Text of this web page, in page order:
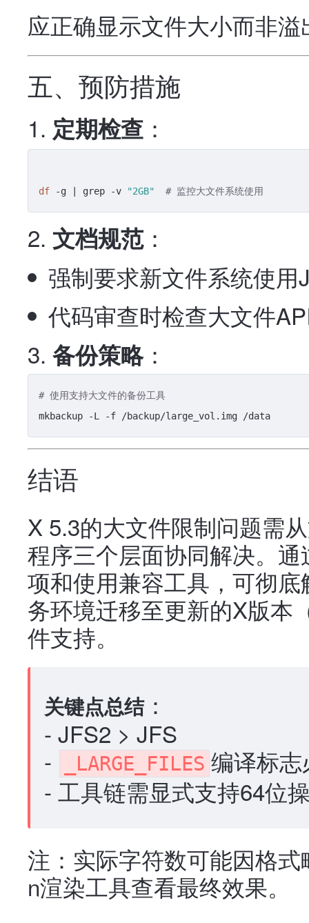
应正确显示文件大小而非溢
五、预防措施
定期检查 ：
df -g | grep -v "2GB" # 监控大文件系统使用
文档规范：
强制要求新文件系统使用
代码审查时检查大文件
备份策略：
# 使用支持大文件的备份工具
结语
X 5.3的大文件限制问题需
程序三个层面协同解决。
项和使用兼容工具，可彻
务环境迁移至更新的X版本
件支持。
关键点总结：
- JFS2 > JFS
-
_LARGE_FILES 编译标
- 工具链需显式支持64位
注：实际字符数可能因格
n渲染工具查看最终效果。